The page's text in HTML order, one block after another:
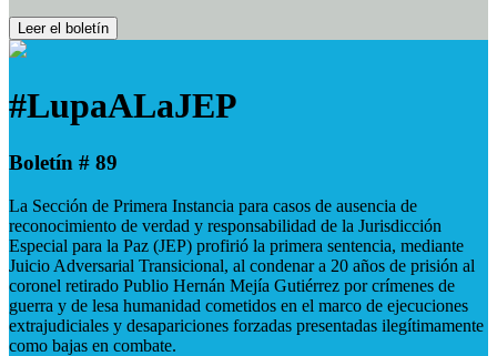
Leer el boletín
#LupaALaJEP
Boletín # 89
La Sección de Primera Instancia para casos de ausencia de
reconocimiento de verdad y responsabilidad de la Jurisdicción
Especial para la Paz (JEP) profirió la primera sentencia, mediante
Juicio Adversarial Transicional, al condenar a 20 años de prisión al
coronel retirado Publio Hernán Mejía Gutiérrez por crímenes de
guerra y de lesa humanidad cometidos en el marco de ejecuciones
extrajudiciales y desapariciones forzadas presentadas ilegítimamente
como bajas en combate.